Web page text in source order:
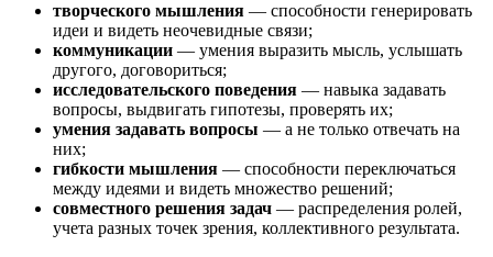
творческого мышления — способности генерировать
идеи и видеть неочевидные связи;
коммуникации — умения выразить мысль, услышать
другого, договориться;
исследовательского поведения — навыка задавать
вопросы, выдвигать гипотезы, проверять их;
умения задавать вопросы — а не только отвечать на
них;
гибкости мышления — способности переключаться
между идеями и видеть множество решений;
совместного решения задач — распределения ролей,
учета разных точек зрения, коллективного результата.